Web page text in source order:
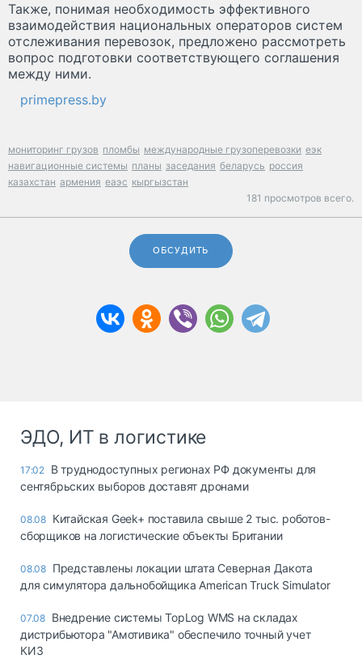
Также, понимая необходимость эффективного
взаимодействия национальных операторов систем
отслеживания перевозок, предложено рассмотреть
вопрос подготовки соответствующего соглашения
между ними.
primepress.by
мониторинг грузов пломбы международные грузоперевозки еэк
навигационные системы планы заседания беларусь россия
казахстан армения еаэс кыргызстан
181 просмотров всего.
ОБСУДИТЬ
ЭДО, ИТ в логистике
17:02 В труднодоступных регионах РФ документы для
сентябрьских выборов доставят дронами
08.08 Китайская Geek+ поставила свыше 2 тыс. роботов-
сборщиков на логистические объекты Британии
08.08 Представлены локации штата Северная Дакота
для симулятора дальнобойщика American Truck Simulator
07.08 Внедрение системы TopLog WMS на складах
дистрибьютора "Амотивика" обеспечило точный учет
КИЗ